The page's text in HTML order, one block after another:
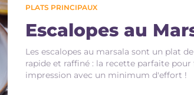
PLATS PRINCIPAUX
Escalopes au
Les escalopes au marsala sont un plat
rapide et raffiné : la recette parfaite pour
impression avec un minimum d'effort !